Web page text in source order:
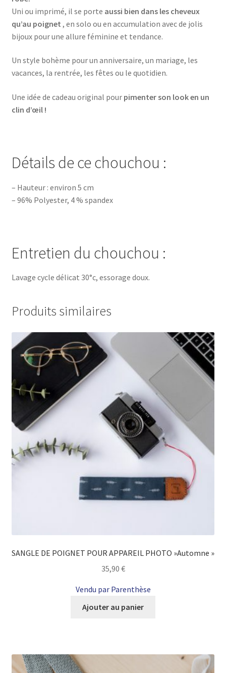
Uni ou imprimé, il se porte aussi bien dans les cheveux
qu’au poignet , en solo ou en accumulation avec de jolis
bijoux pour une allure féminine et tendance.
Un style bohème pour un anniversaire, un mariage, les
vacances, la rentrée, les fêtes ou le quotidien.
Une idée de cadeau original pour pimenter son look en un
clin d’œil !
Détails de ce chouchou :
– Hauteur : environ 5 cm
– 96% Polyester, 4 % spandex
Entretien du chouchou :
Lavage cycle délicat 30°c, essorage doux.
Produits similaires
SANGLE DE POIGNET POUR APPAREIL PHOTO »Automne »
35,90 €
Vendu par Parenthèse
Ajouter au panier